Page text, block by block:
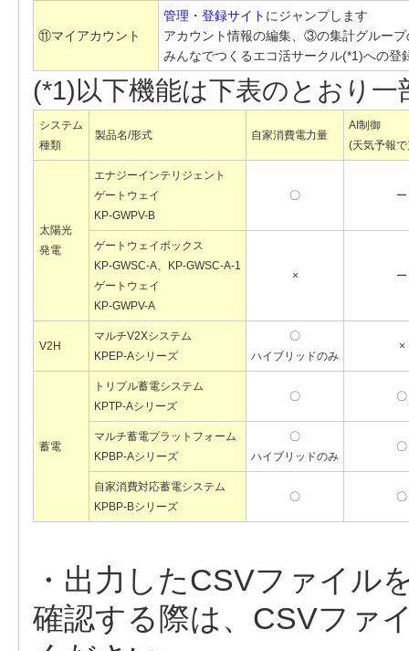
⑪マイアカウント
管理・登録サイト にジャンプします
アカウント情報の編集、③の集計グルー
みんなでつくるエコ活サークル(*1)への登
(*1)以下機能は下表のとおり
システム
種類
製品名/形式 自家消費電力量
AI制御
(天気予報
太陽光
発電
エナジーインテリジェント
ゲートウェイ
KP-GWPV-B
〇 ー
ゲートウェイボックス
KP-GWSC-A、KP-GWSC-A-1
ゲートウェイ
KP-GWPV-A
× ー
V2H
マルチV2Xシステム
KPEP-Aシリーズ
〇
ハイブリッドのみ
×
蓄電
トリプル蓄電システム
KPTP-Aシリーズ
〇 〇
マルチ蓄電プラットフォーム
KPBP-Aシリーズ
〇
ハイブリッドのみ
〇
自家消費対応蓄電システム
KPBP-Bシリーズ
〇 〇
・出力したCSVファイル
確認する際は、CSVファ